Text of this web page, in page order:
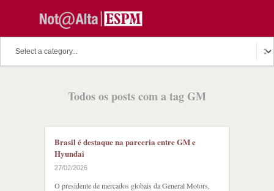
Todos os posts com a tag GM
Brasil é destaque na parceria entre GM e
Hyundai
27/02/2026
O presidente de mercados globais da General Motors,